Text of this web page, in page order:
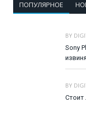
ПОПУЛЯРНОЕ
BY
Sony
BY
Стоит